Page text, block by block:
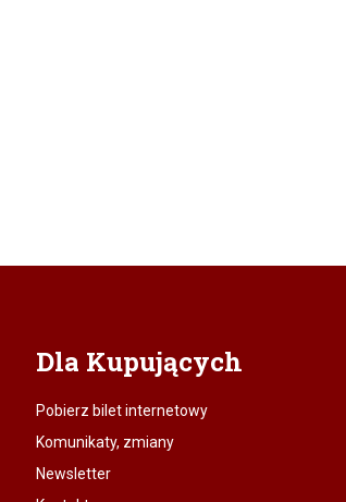
Dla Kupujących
Pobierz bilet internetowy
Komunikaty, zmiany
Newsletter